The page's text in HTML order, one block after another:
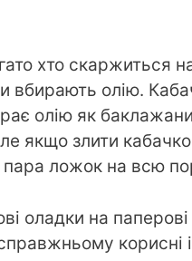
хто скаржиться
вбирають олію.
олію як
якщо злити
пара ложок на всю
оладки на
корисні і